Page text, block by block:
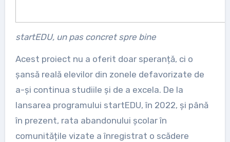
startEDU, un pas concret spre bine
Acest proiect nu a oferit doar speranță, ci o
șansă reală elevilor din zonele defavorizate de
a-și continua studiile și de a excela. De la
lansarea programului startEDU, în 2022, și până
în prezent, rata abandonului școlar în
comunitățile vizate a înregistrat o scădere